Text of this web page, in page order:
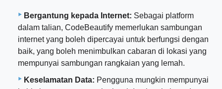
Bergantung kepada Internet: Sebagai platform
dalam talian, CodeBeautify memerlukan sambungan
internet yang boleh dipercayai untuk berfungsi dengan
baik, yang boleh menimbulkan cabaran di lokasi yang
mempunyai sambungan rangkaian yang lemah.
Keselamatan Data: Pengguna mungkin mempunyai